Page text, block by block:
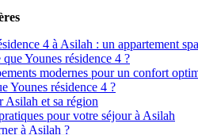
4 à Asilah : un appartement
que Younes résidence 4 ?
modernes pour un confort
Younes résidence 4 ?
Asilah et sa région
pour votre séjour à Asilah
à Asilah ?